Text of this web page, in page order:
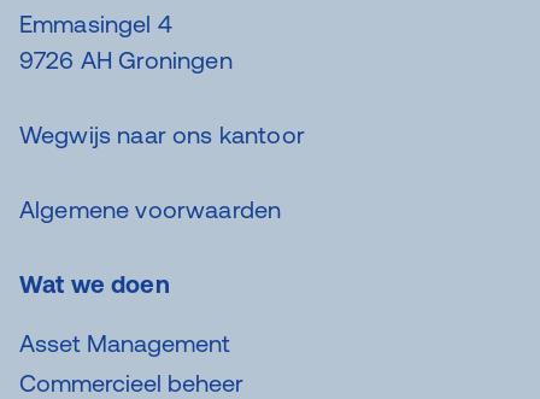
Emmasingel 4
9726 AH Groningen
Wegwijs naar ons kantoor
Algemene voorwaarden
Wat we doen
Asset Management
Commercieel beheer